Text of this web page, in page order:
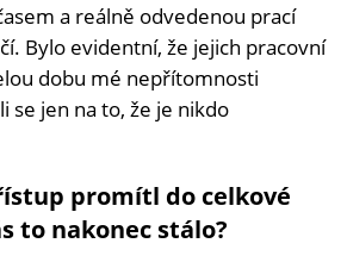
a reálně odvedenou prací
Bylo evidentní, že jejich pracovní
dobu mé nepřítomnosti
se jen na to, že je nikdo
promítl do celkové
to nakonec stálo?